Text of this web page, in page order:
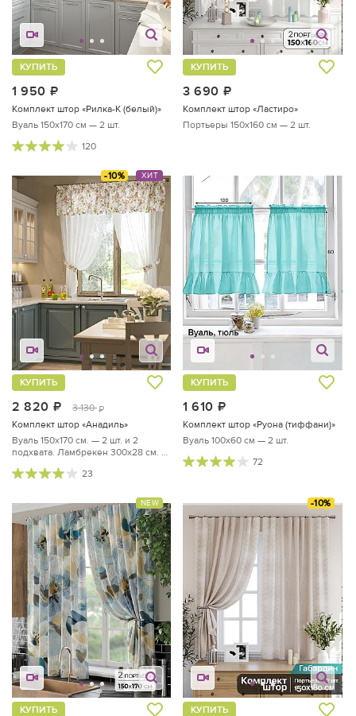
1 950
КУПИТЬ
Комплект штор «Рилка-К (белый)»
Вуаль 150х170 см — 2 шт.
120
3 690
КУПИТЬ
Комплект штор «Ластиро»
Портьеры 150х160 см — 2 шт.
-10% ХИТ
2 820 руб.
3 130 руб.
КУПИТЬ
Комплект штор «Анадиль»
Вуаль 150х170 см. — 2 шт. и 2
подхвата. Ламбрекен 300х28 см. —
23
1 610
КУПИТЬ
Комплект штор «Руона (тиффани)»
Вуаль 100х60 см — 2 шт.
72
NEW
КУПИТЬ
-10%
КУПИТЬ